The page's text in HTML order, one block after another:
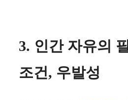
3. 인간 자유의
조건, 우발성